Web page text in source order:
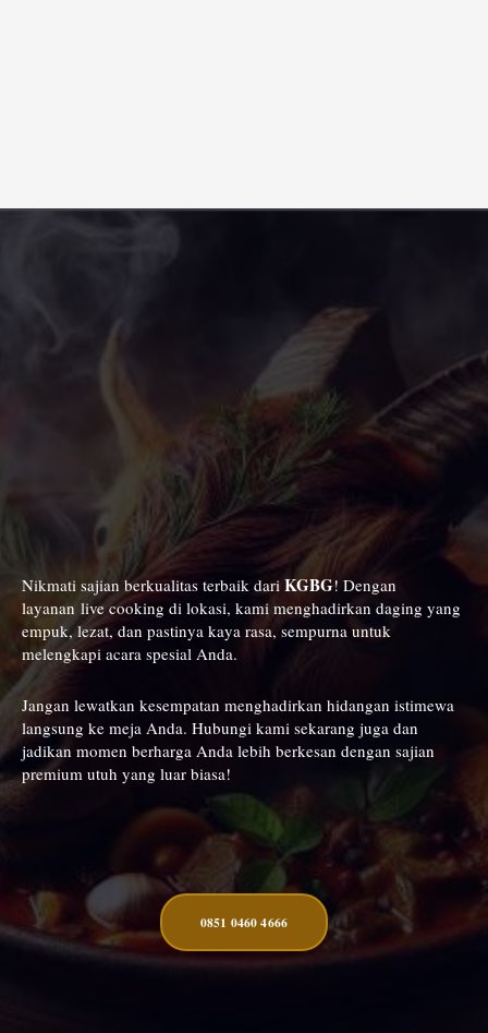
Nikmati sajian berkualitas terbaik dari KGBG! Dengan
layanan live cooking di lokasi, kami menghadirkan daging yang
empuk, lezat, dan pastinya kaya rasa, sempurna untuk
melengkapi acara spesial Anda.
Jangan lewatkan kesempatan menghadirkan hidangan istimewa
langsung ke meja Anda. Hubungi kami sekarang juga dan
jadikan momen berharga Anda lebih berkesan dengan sajian
premium utuh yang luar biasa!
0851 0460 4666